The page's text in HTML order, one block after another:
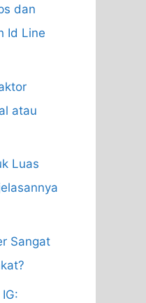
dan
Id Line
atau
Luas
Sangat